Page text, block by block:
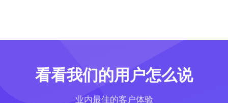
看看我们的用户怎么说
业内最佳的客户体验